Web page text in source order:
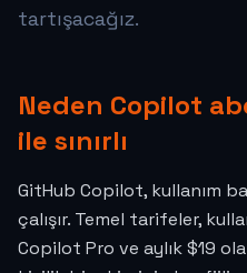
tartışacağız.
Neden Copilot
ile sınırlı
GitHub Copilot, kullanım
çalışır. Temel tarifeler,
Copilot Pro ve aylık $19